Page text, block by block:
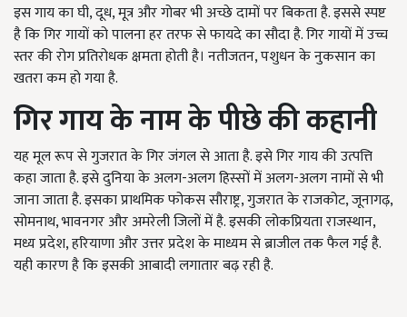
इस गाय का घी, दूध, मूत्र और गोबर भी अच्छे दामों पर बिकता है. इससे स्पष्ट
है कि गिर गायों को पालना हर तरफ से फायदे का सौदा है. गिर गायों में उच्च
स्तर की रोग प्रतिरोधक क्षमता होती है। नतीजतन, पशुधन के नुकसान का
खतरा कम हो गया है.
गिर गाय के नाम के पीछे की कहानी
यह मूल रूप से गुजरात के गिर जंगल से आता है. इसे गिर गाय की उत्पत्ति
कहा जाता है. इसे दुनिया के अलग-अलग हिस्सों में अलग-अलग नामों से भी
जाना जाता है. इसका प्राथमिक फोकस सौराष्ट्र, गुजरात के राजकोट, जूनागढ़,
सोमनाथ, भावनगर और अमरेली जिलों में है. इसकी लोकप्रियता राजस्थान,
मध्य प्रदेश, हरियाणा और उत्तर प्रदेश के माध्यम से ब्राजील तक फैल गई है.
यही कारण है कि इसकी आबादी लगातार बढ़ रही है.